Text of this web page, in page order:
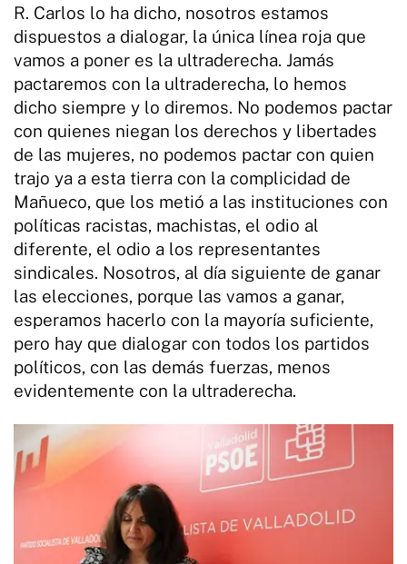
R. Carlos lo ha dicho, nosotros estamos
dispuestos a dialogar, la única línea roja que
vamos a poner es la ultraderecha. Jamás
pactaremos con la ultraderecha, lo hemos
dicho siempre y lo diremos. No podemos pactar
con quienes niegan los derechos y libertades
de las mujeres, no podemos pactar con quien
trajo ya a esta tierra con la complicidad de
Mañueco, que los metió a las instituciones con
políticas racistas, machistas, el odio al
diferente, el odio a los representantes
sindicales. Nosotros, al día siguiente de ganar
las elecciones, porque las vamos a ganar,
esperamos hacerlo con la mayoría suficiente,
pero hay que dialogar con todos los partidos
políticos, con las demás fuerzas, menos
evidentemente con la ultraderecha.